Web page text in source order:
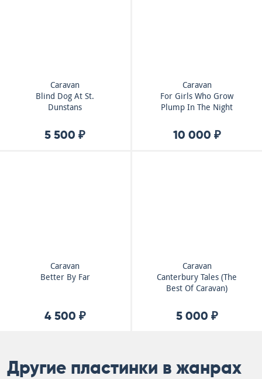
Caravan
Blind Dog At St.
Dunstans
5 500 ₽
Caravan
For Girls Who Grow
Plump In The Night
10 000 ₽
Caravan
Better By Far
4 500 ₽
Caravan
Canterbury Tales (The
Best Of Caravan)
5 000 ₽
Другие пластинки в жанрах